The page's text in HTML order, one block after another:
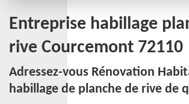
Entreprise habillage
rive Courcemont 72110
Adressez-vous Rénovation
habillage de planche de rive de